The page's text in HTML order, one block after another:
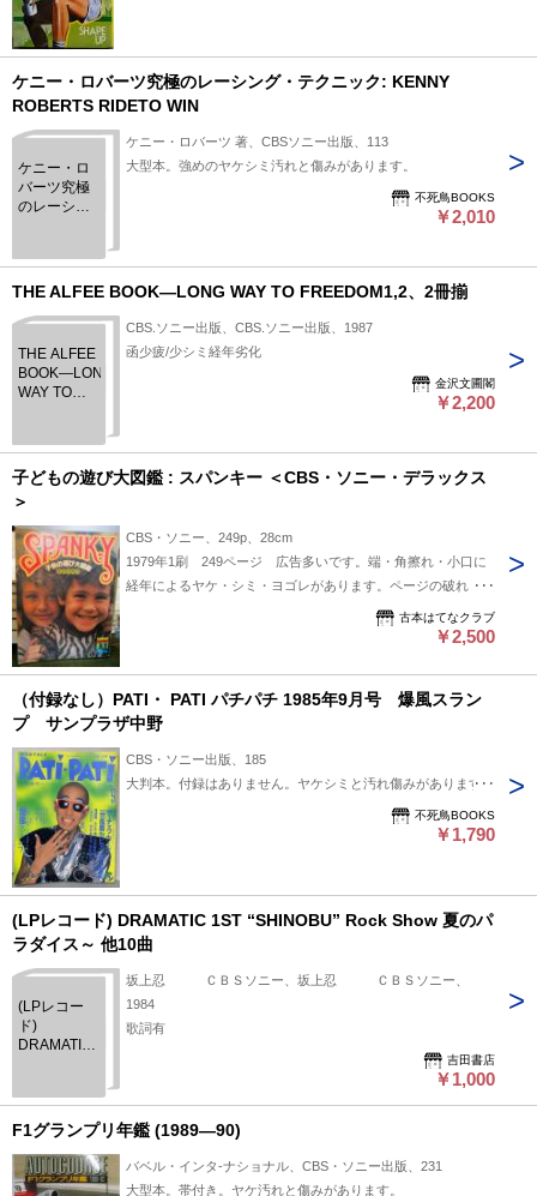
ケニー・ロバーツ究極のレーシング・テクニック: KENNY
ROBERTS RIDETO WIN
ケニー・ロ
バーツ究極
のレーシン
KENNY
ROBERTS
RIDETO
WIN
ケニー・ロバーツ 著、CBSソニー出版、113
大型本。強めのヤケシミ汚れと傷みがあります。
不死鳥BOOKS
￥2,010
THE ALFEE BOOK―LONG WAY TO FREEDOM1,2、2冊揃
THE ALFEE
BOOK―LONG
WAY TO
CBS.ソニー出版、CBS.ソニー出版、1987
函少疲/少シミ経年劣化
金沢文圃閣
￥2,200
子どもの遊び大図鑑 : スパンキー ＜CBS・ソニー・デラックス
＞
CBS・ソニー、249p、28cm
1979年1刷 249ページ 広告多いです。端・角擦れ・小口に
経年によるヤケ・シミ・ヨゴレがあります。ページの破れ・書
き込み等はありません。梱包丁寧、迅速に東京都小金井市から
古本はてなクラブ
￥2,500
（付録なし）PATI・ PATI パチパチ 1985年9月号 爆風スラン
プ サンプラザ中野
CBS・ソニー出版、185
大判本。付録はありません。ヤケシミと汚れ傷みがあります。
不死鳥BOOKS
￥1,790
(LPレコード) DRAMATIC 1ST “SHINOBU” Rock Show 夏のパ
ラダイス～ 他10曲
(LPレコー
ド)
DRAMATIC
Rock Show
夏のパラダ
イス～ 他10
曲
坂上忍 ＣＢＳソニー、坂上忍 ＣＢＳソニー、
1984
歌詞有
吉田書店
￥1,000
F1グランプリ年鑑 (1989―90)
バベル・インタ-ナショナル、CBS・ソニー出版、231
大型本。帯付き。ヤケ汚れと傷みがあります。